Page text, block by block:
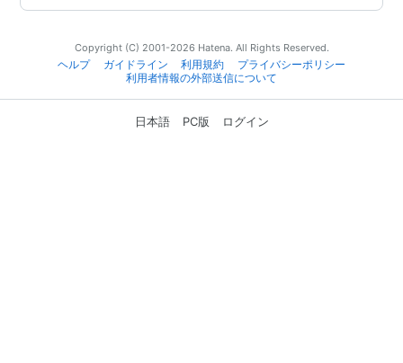
Copyright (C) 2001-2026 Hatena. All Rights Reserved.
ヘルプ
ガイドライン 利用規約
プライバシーポリシー
利用者情報の外部送信について
日本語 PC版 ログイン